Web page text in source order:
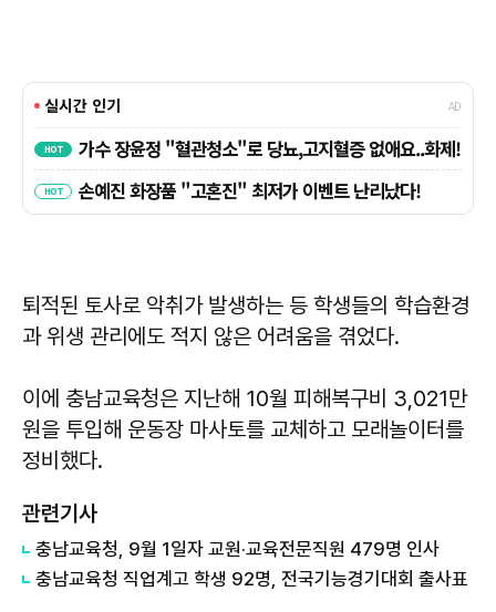
퇴적된 토사로 악취가 발생하는 등 학생들의 학습환경
과 위생 관리에도 적지 않은 어려움을 겪었다.
이에 충남교육청은 지난해 10월 피해복구비 3,021만
원을 투입해 운동장 마사토를 교체하고 모래놀이터를
정비했다.
관련기사
충남교육청, 9월 1일자 교원·교육전문직원 479명 인사
충남교육청 직업계고 학생 92명, 전국기능경기대회 출사표